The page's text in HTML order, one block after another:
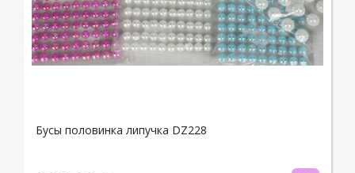
Бусы половинка липучка DZ228